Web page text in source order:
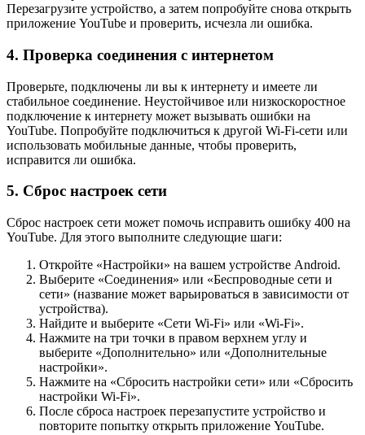
Перезагрузите устройство, а затем попробуйте снова открыть
приложение YouTube и проверить, исчезла ли ошибка.
4. Проверка соединения с интернетом
Проверьте, подключены ли вы к интернету и имеете ли
стабильное соединение. Неустойчивое или низкоскоростное
подключение к интернету может вызывать ошибки на
YouTube. Попробуйте подключиться к другой Wi-Fi-сети или
использовать мобильные данные, чтобы проверить,
исправится ли ошибка.
5. Сброс настроек сети
Сброс настроек сети может помочь исправить ошибку 400 на
YouTube. Для этого выполните следующие шаги:
Откройте «Настройки» на вашем устройстве Android.
Выберите «Соединения» или «Беспроводные сети и
сети» (название может варьироваться в зависимости от
устройства).
Найдите и выберите «Сети Wi-Fi» или «Wi-Fi».
Нажмите на три точки в правом верхнем углу и
выберите «Дополнительно» или «Дополнительные
настройки».
Нажмите на «Сбросить настройки сети» или «Сбросить
настройки Wi-Fi».
После сброса настроек перезапустите устройство и
повторите попытку открыть приложение YouTube.